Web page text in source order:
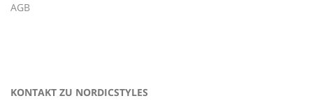
AGB
KONTAKT ZU NORDICSTYLES